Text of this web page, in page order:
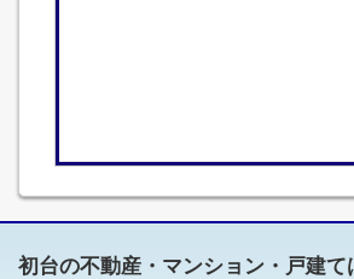
初台の不動産・マンション・戸建